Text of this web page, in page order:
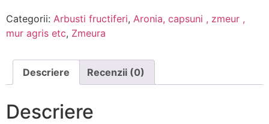
Categorii: Arbusti fructiferi, Aronia, capsuni , zmeur ,
mur agris etc, Zmeura
Descriere Recenzii (0)
Descriere